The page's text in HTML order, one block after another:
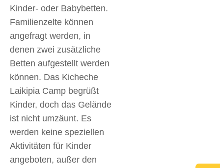
Kinder- oder Babybetten.
Familienzelte können
angefragt werden, in
denen zwei zusätzliche
Betten aufgestellt werden
können. Das Kicheche
Laikipia Camp begrüßt
Kinder, doch das Gelände
ist nicht umzäunt. Es
werden keine speziellen
Aktivitäten für Kinder
angeboten, außer den